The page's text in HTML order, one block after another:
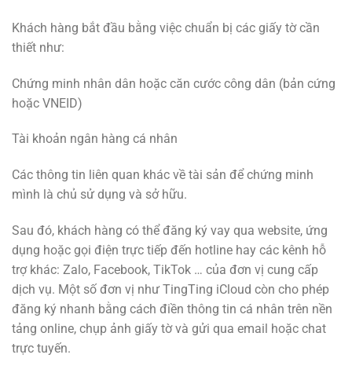
Khách hàng bắt đầu bằng việc chuẩn bị các giấy tờ cần
thiết như:
Chứng minh nhân dân hoặc căn cước công dân (bản cứng
hoặc VNEID)
Tài khoản ngân hàng cá nhân
Các thông tin liên quan khác về tài sản để chứng minh
mình là chủ sử dụng và sở hữu.
Sau đó, khách hàng có thể đăng ký vay qua website, ứng
dụng hoặc gọi điện trực tiếp đến hotline hay các kênh hỗ
trợ khác: Zalo, Facebook, TikTok … của đơn vị cung cấp
dịch vụ. Một số đơn vị như TingTing iCloud còn cho phép
đăng ký nhanh bằng cách điền thông tin cá nhân trên nền
tảng online, chụp ảnh giấy tờ và gửi qua email hoặc chat
trực tuyến.